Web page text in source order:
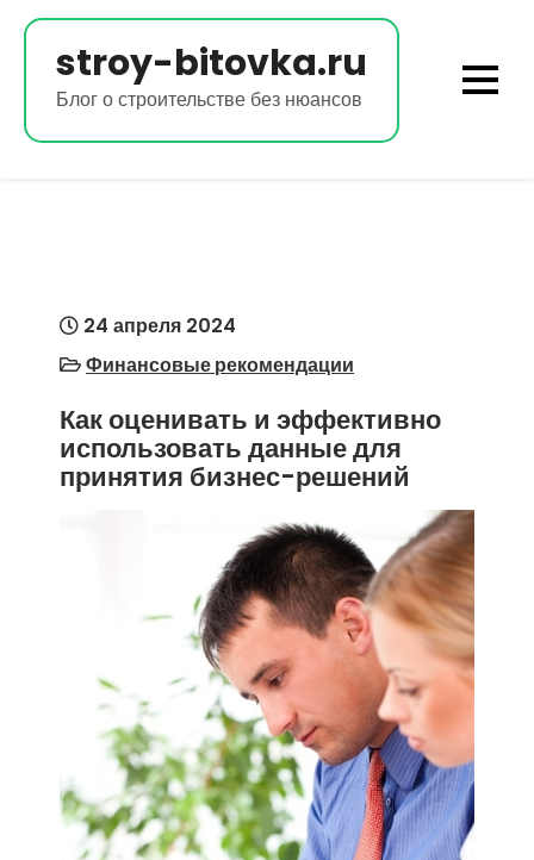
Перейти
содержимому
stroy-bitovka.ru
Блог о строительстве без нюансов
24 апреля 2024
Финансовые рекомендации
Как оценивать и эффективно
использовать данные для
принятия бизнес-решений